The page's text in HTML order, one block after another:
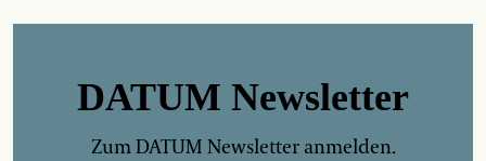
DATUM Newsletter
Zum DATUM Newsletter anmelden.